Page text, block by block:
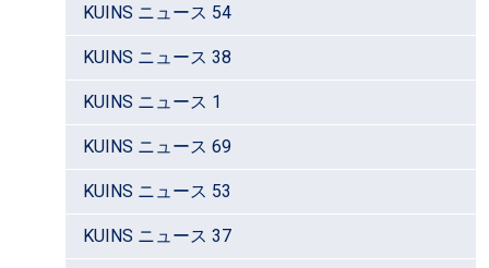
KUINS ニュース 54
KUINS ニュース 38
KUINS ニュース 1
KUINS ニュース 69
KUINS ニュース 53
KUINS ニュース 37